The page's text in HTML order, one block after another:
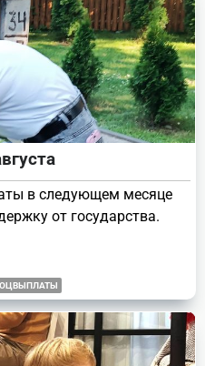
в следующем месяце
от государства.